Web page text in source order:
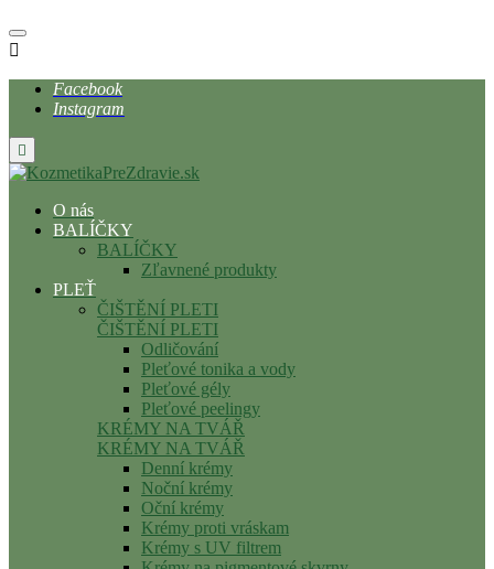

Facebook
Instagram

O nás
BALÍČKY
BALÍČKY
Zľavnené produkty
PLEŤ
ČIŠTĚNÍ PLETI
ČIŠTĚNÍ PLETI
Odličování
Pleťové tonika a vody
Pleťové gély
Pleťové peelingy
KRÉMY NA TVÁŘ
KRÉMY NA TVÁŘ
Denní krémy
Noční krémy
Oční krémy
Krémy proti vráskam
Krémy s UV filtrem